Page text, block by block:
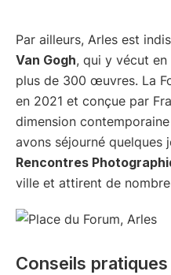
Par ailleurs, Arles est
Van Gogh, qui y vécut
plus de 300 œuvres. La
en 2021 et conçue par
dimension
avons séjourné quelques
Rencontres
ville et attirent de
Conseils pratiques